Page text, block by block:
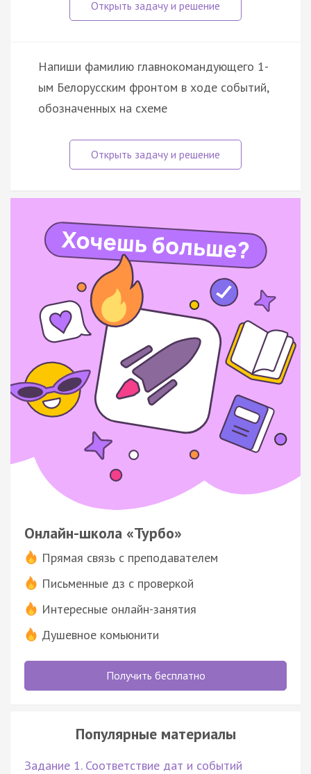
Напиши фамилию главнокомандующего 1-
ым Белорусским фронтом в ходе событий,
обозначенных на схеме
Онлайн-школа «Турбо»
Прямая связь с преподавателем
Письменные дз с проверкой
Интересные онлайн-занятия
Душевное комьюнити
Получить бесплатно
Популярные материалы
Задание 1. Соответствие дат и событий